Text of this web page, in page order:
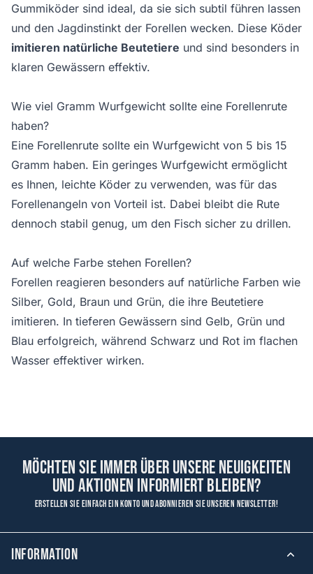
Gummiköder sind ideal, da sie sich subtil führen lassen
und den Jagdinstinkt der Forellen wecken. Diese Köder
imitieren natürliche Beutetiere und sind besonders in
klaren Gewässern effektiv.
Wie viel Gramm Wurfgewicht sollte eine Forellenrute
haben?
Eine Forellenrute sollte ein Wurfgewicht von 5 bis 15
Gramm haben. Ein geringes Wurfgewicht ermöglicht
es Ihnen, leichte Köder zu verwenden, was für das
Forellenangeln von Vorteil ist. Dabei bleibt die Rute
dennoch stabil genug, um den Fisch sicher zu drillen.
Auf welche Farbe stehen Forellen?
Forellen reagieren besonders auf natürliche Farben wie
Silber, Gold, Braun und Grün, die ihre Beutetiere
imitieren. In tieferen Gewässern sind Gelb, Grün und
Blau erfolgreich, während Schwarz und Rot im flachen
Wasser effektiver wirken.
Möchten Sie immer über unsere Neuigkeiten
und Aktionen informiert bleiben?
Erstellen Sie einfach ein Konto und abonnieren Sie unseren Newsletter!
Information